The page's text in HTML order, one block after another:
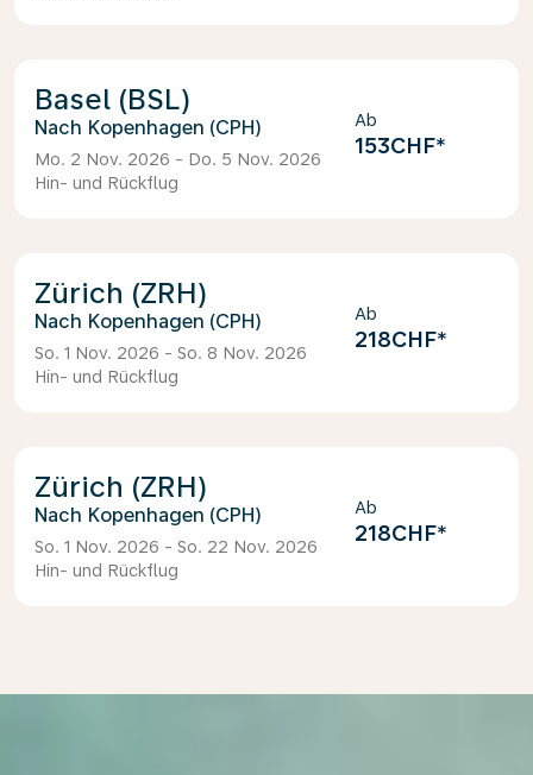
Basel (BSL)
Kopenhagen (CPH)
Mo. 2 Nov. 2026 - Do. 5 Nov. 2026
Hin- und Rückflug
Ab
153CHF*
Zürich (ZRH)
Kopenhagen (CPH)
So. 1 Nov. 2026 - So. 8 Nov. 2026
Hin- und Rückflug
Ab
218CHF*
Zürich (ZRH)
Kopenhagen (CPH)
So. 1 Nov. 2026 - So. 22 Nov. 2026
Hin- und Rückflug
Ab
218CHF*